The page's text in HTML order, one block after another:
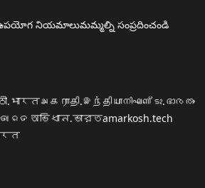
నియమాలుమమ్మల్ని సంప్రదించండి
அகராதி.இந்தியாനിഘണ്ടു.ഭാരതം
অভিধান.ভারতamarkosh.tech